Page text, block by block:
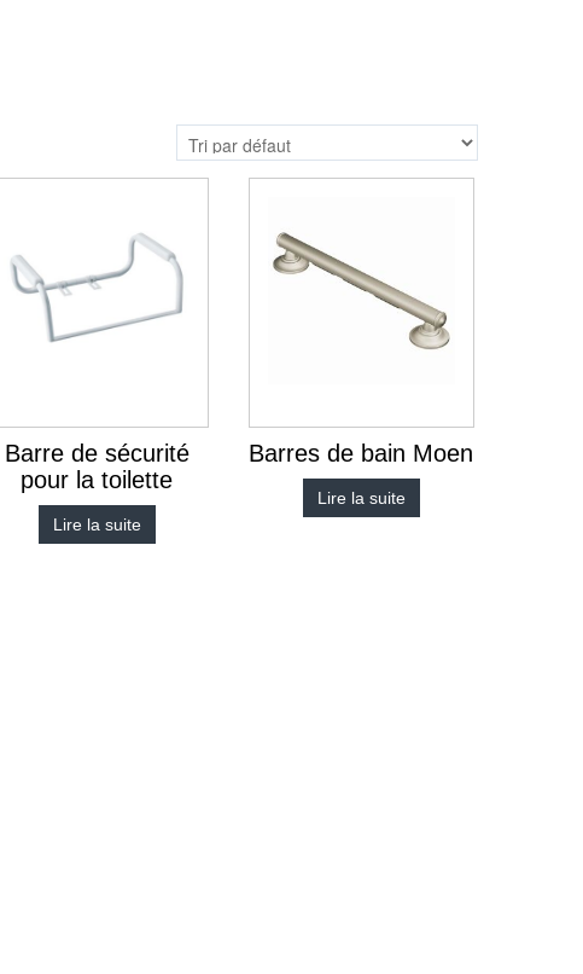
Barre de sécurité
pour la toilette
Lire la suite
Barres de bain Moen
Lire la suite